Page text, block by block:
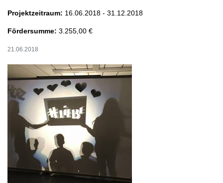
Projektzeitraum: 16.06.2018 - 31.12.2018
Fördersumme: 3.255,00 €
21.06.2018